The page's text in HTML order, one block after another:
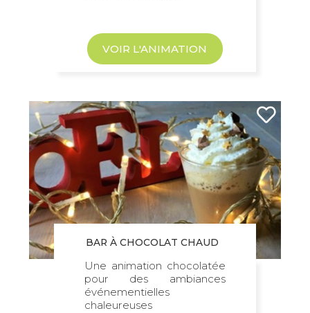
VOIR L'ANIMATION
BAR À CHOCOLAT CHAUD
Une animation chocolatée
pour des ambiances
événementielles
chaleureuses